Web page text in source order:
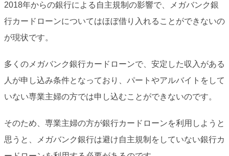
2018年からの銀行による自主規制の影響で、メガバンク銀
行カードローンについてはほぼ借り入れることができないの
が現状です。
多くのメガバンク銀行カードローンで、安定した収入がある
人が申し込み条件となっており、パートやアルバイトをして
いない専業主婦の方では申し込むことができないのです。
そのため、専業主婦の方が銀行カードローンを利用しようと
思うと、メガバンク銀行は避け自主規制をしていない銀行カ